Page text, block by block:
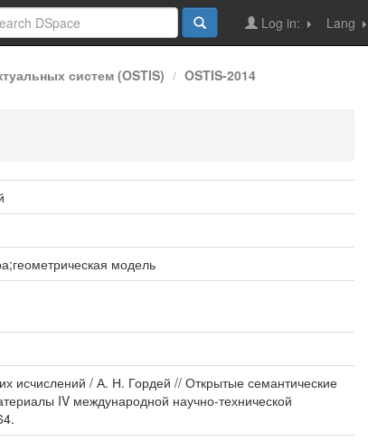
Lang
Log in:
систем (OSTIS) OSTIS-2014
модель
исчислений / А. Н. Гордей // Открытые семантические
IV международной научно-технической